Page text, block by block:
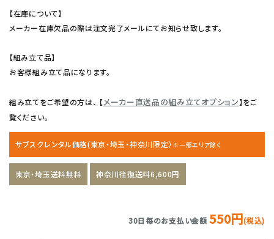
【在庫について】
メーカー在庫欠品の際は注文完了メールにてお知らせ致します。
【組み立て品】
お客様組み立て品になります。
組み立てをご希望の方は、 【メーカー直送品の組み立てオプション】をご
覧ください。
サブスクレンタル価格(東京・埼玉・神奈川限定） ※一部エリア除く
東京・埼玉送料無料 神奈川往復送料6,600円
30日毎のお支払い金額550円(税込)